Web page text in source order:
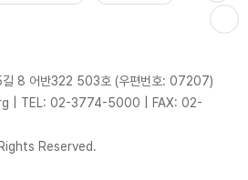
길 8 어반322 503호 (우편번호: 07207)
TEL: 02-3774-5000
FAX: 02-
Reserved.